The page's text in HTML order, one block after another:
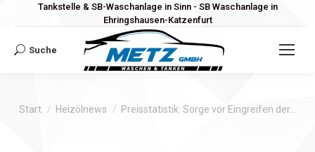
Tankstelle & SB-Waschanlage in Sinn - SB Waschanlage in
Ehringshausen-Katzenfurt
Search:
Suche
Sie befinden sich hier:
Start Heizölnews Preisstatistik: Sorge vor Eingreifen der…